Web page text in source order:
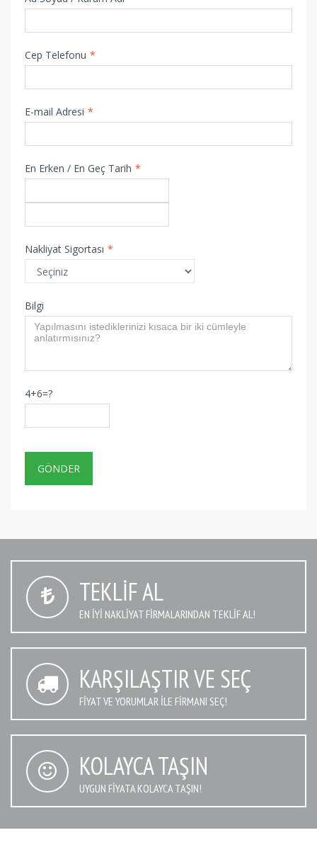
Cep Telefonu *
E-mail Adresi *
En Erken / En Geç Tarih *
Nakliyat Sigortası *
Bilgi
4+6=?
TEKLIF AL
EN IYI NAKLIYAT FIRMALARINDAN TEKLIF AL!
KARŞILAŞTIR VE SEÇ
FIYAT VE YORUMLAR İLE FIRMANI SEÇ!
KOLAYCA TAŞIN
UYGUN FIYATA KOLAYCA TAŞIN!